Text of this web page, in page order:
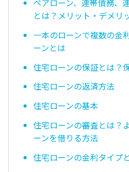
ペアローン、連帯債務、
とは？メリット・デメリ
一本のローンで複数の金
ーンとは
住宅ローンの保証とは？
住宅ローンの返済方法
住宅ローンの基本
住宅ローンの審査とは？
ーンを借りる方法
住宅ローンの金利タイプ